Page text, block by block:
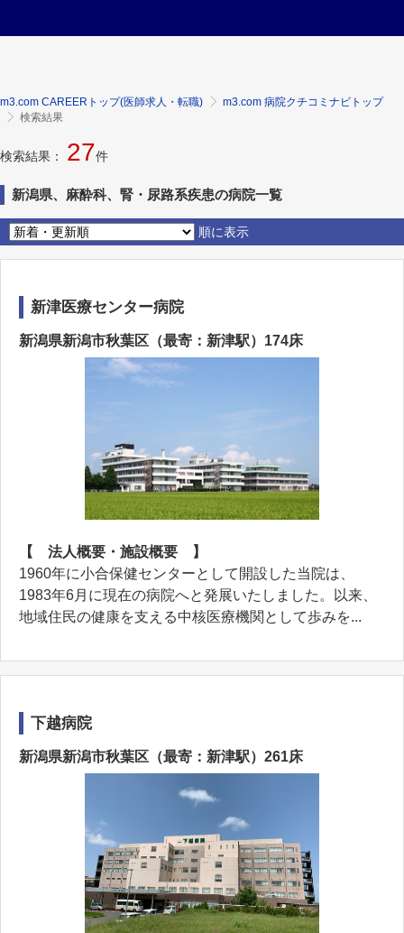
m3.com CAREERトップ(医師求人・転職)
m3.com 病院クチコミナビトップ
検索結果
検索結果： 27件
新潟県、麻酔科、腎・尿路系疾患の病院一覧
順に表示
新津医療センター病院
新潟県新潟市秋葉区（最寄：新津駅）174床
【 法人概要・施設概要 】
1960年に小合保健センターとして開設した当院は、
1983年6月に現在の病院へと発展いたしました。以来、
地域住民の健康を支える中核医療機関として歩みを...
下越病院
新潟県新潟市秋葉区（最寄：新津駅）261床